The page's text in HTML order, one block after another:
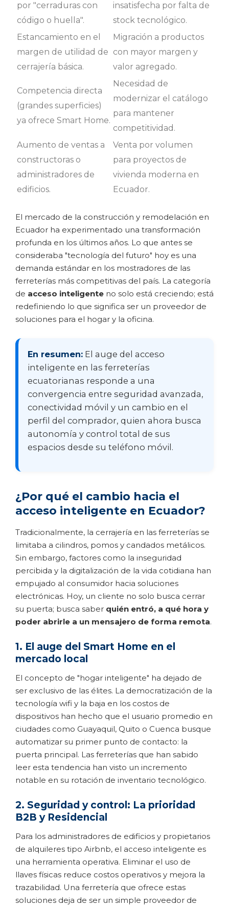
por "cerraduras con
código o huella".
insatisfecha por falta de
stock tecnológico.
Estancamiento en el
margen de utilidad de
cerrajería básica.
Migración a productos
con mayor margen y
valor agregado.
Competencia directa
(grandes superficies)
ya ofrece Smart Home.
Necesidad de
modernizar el catálogo
para mantener
competitividad.
Aumento de ventas a
constructoras o
administradores de
edificios.
Venta por volumen
para proyectos de
vivienda moderna en
Ecuador.
El mercado de la construcción y remodelación en
Ecuador ha experimentado una transformación
profunda en los últimos años. Lo que antes se
consideraba "tecnología del futuro" hoy es una
demanda estándar en los mostradores de las
ferreterías más competitivas del país. La categoría
de acceso inteligente no solo está creciendo; está
redefiniendo lo que significa ser un proveedor de
soluciones para el hogar y la oficina.
En resumen: El auge del acceso
inteligente en las ferreterías
ecuatorianas responde a una
convergencia entre seguridad avanzada,
conectividad móvil y un cambio en el
perfil del comprador, quien ahora busca
autonomía y control total de sus
espacios desde su teléfono móvil.
¿Por qué el cambio hacia el
acceso inteligente en Ecuador?
Tradicionalmente, la cerrajería en las ferreterías se
limitaba a cilindros, pomos y candados metálicos.
Sin embargo, factores como la inseguridad
percibida y la digitalización de la vida cotidiana han
empujado al consumidor hacia soluciones
electrónicas. Hoy, un cliente no solo busca cerrar
su puerta; busca saber quién entró, a qué hora y
poder abrirle a un mensajero de forma remota.
1. El auge del Smart Home en el
mercado local
El concepto de "hogar inteligente" ha dejado de
ser exclusivo de las élites. La democratización de la
tecnología wifi y la baja en los costos de
dispositivos han hecho que el usuario promedio en
ciudades como Guayaquil, Quito o Cuenca busque
automatizar su primer punto de contacto: la
puerta principal. Las ferreterías que han sabido
leer esta tendencia han visto un incremento
notable en su rotación de inventario tecnológico.
2. Seguridad y control: La prioridad
B2B y Residencial
Para los administradores de edificios y propietarios
de alquileres tipo Airbnb, el acceso inteligente es
una herramienta operativa. Eliminar el uso de
llaves físicas reduce costos operativos y mejora la
trazabilidad. Una ferretería que ofrece estas
soluciones deja de ser un simple proveedor de